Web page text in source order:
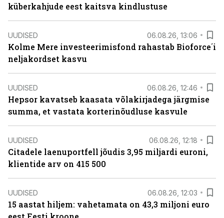
küberkahjude eest kaitsva kindlustuse
UUDISED 06.08.26, 13:06
Kolme Mere investeerimisfond rahastab Bioforce´i
neljakordset kasvu
UUDISED 06.08.26, 12:46
Hepsor kavatseb kaasata võlakirjadega järgmise
summa, et vastata korterinõudluse kasvule
UUDISED 06.08.26, 12:18
Citadele laenuportfell jõudis 3,95 miljardi euroni,
klientide arv on 415 500
UUDISED 06.08.26, 12:03
15 aastat hiljem: vahetamata on 43,3 miljoni euro